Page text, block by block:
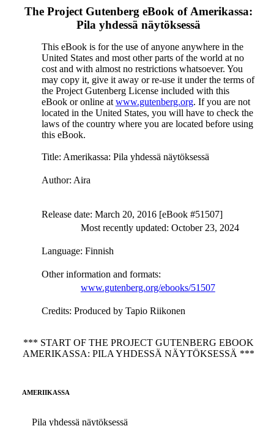
The Project Gutenberg eBook of Amerikassa:
Pila yhdessä näytöksessä
This eBook is for the use of anyone anywhere in the
United States and most other parts of the world at no
cost and with almost no restrictions whatsoever. You
may copy it, give it away or re-use it under the terms of
the Project Gutenberg License included with this
eBook or online at www.gutenberg.org. If you are not
located in the United States, you will have to check the
laws of the country where you are located before using
this eBook.
Title: Amerikassa: Pila yhdessä näytöksessä
Author: Aira
Release date: March 20, 2016 [eBook #51507]
Most recently updated: October 23, 2024
Language: Finnish
Other information and formats:
www.gutenberg.org/ebooks/51507
Credits: Produced by Tapio Riikonen
*** START OF THE PROJECT GUTENBERG EBOOK
AMERIKASSA: PILA YHDESSÄ NÄYTÖKSESSÄ ***
AMERIIKASSA
Pila yhdessä näytöksessä